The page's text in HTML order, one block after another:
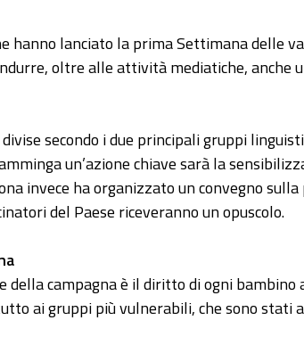
hanno lanciato la prima Settimana delle
oltre alle attività mediatiche, anche
secondo i due principali gruppi
un’azione chiave sarà la
invece ha organizzato un convegno
del Paese riceveranno un opuscolo.
della campagna è il diritto di ogni
ai gruppi più vulnerabili, che sono stati